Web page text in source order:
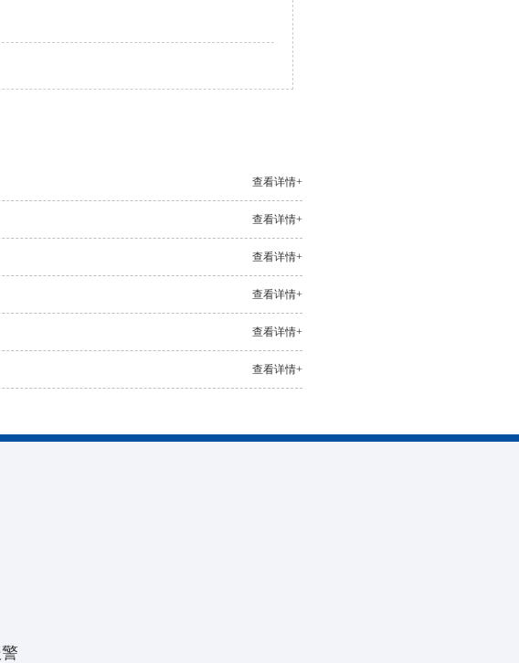
查看详情+
查看详情+
查看详情+
查看详情+
查看详情+
查看详情+